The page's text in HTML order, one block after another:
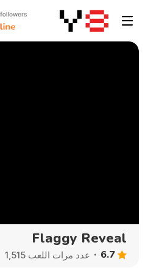
Flaggy Reveal
6.7 عدد مرات اللعب 1,515